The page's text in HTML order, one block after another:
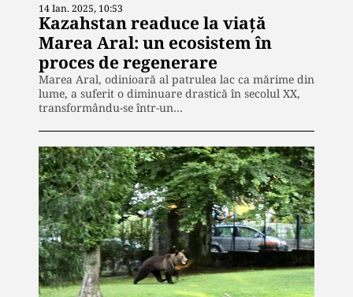
14 Ian. 2025, 10:53
Kazahstan readuce la viață
Marea Aral: un ecosistem în
proces de regenerare
Marea Aral, odinioară al patrulea lac ca mărime din
lume, a suferit o diminuare drastică în secolul XX,
transformându-se într-un…